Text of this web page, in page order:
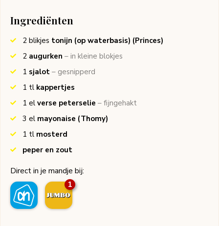
Ingrediënten
2 blikjes tonijn (op waterbasis) (Princes)
2 augurken – in kleine blokjes
1 sjalot – gesnipperd
1 tl kappertjes
1 el verse peterselie – fijngehakt
3 el mayonaise (Thomy)
1 tl mosterd
peper en zout
Direct in je mandje bij:
1